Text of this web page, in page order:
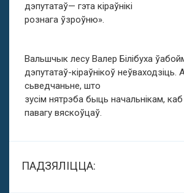
дэпутатаў— гэта кіраўнікі
рознага ўзроўню».
Вальшчык лесу Валер Білібуха
дэпутатаў-кіраўнікоў
сьведчаньне, што
зусім нятрэба быць начальнікам,
павагу вяскоўцаў.
ПАДЗЯЛІЦЦА: